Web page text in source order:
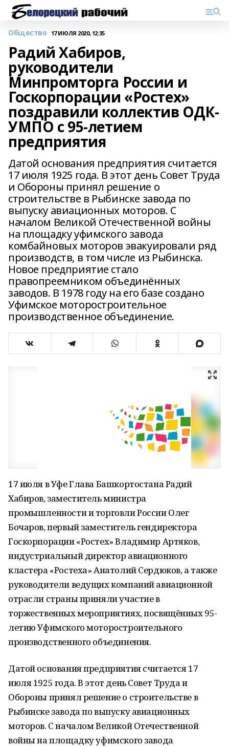
Общество 17 ИЮЛЯ 2020, 12:35
Радий Хабиров,
руководители
Минпромторга России и
Госкорпорации «Ростех»
поздравили коллектив ОДК-
УМПО с 95-летием
предприятия
Датой основания предприятия считается
17 июля 1925 года. В этот день Совет Труда
и Обороны принял решение о
строительстве в Рыбинске завода по
выпуску авиационных моторов. С
началом Великой Отечественной войны
на площадку уфимского завода
комбайновых моторов эвакуировали ряд
производств, в том числе из Рыбинска.
Новое предприятие стало
правопреемником объединённых
заводов. В 1978 году на его базе создано
Уфимское моторостроительное
производственное объединение.
17 июля в Уфе Глава Башкортостана Радий
Хабиров, заместитель министра
промышленности и торговли России Олег
Бочаров, первый заместитель гендиректора
Госкорпорации «Ростех» Владимир Артяков,
индустриальный директор авиационного
кластера «Ростеха» Анатолий Сердюков, а также
руководители ведущих компаний авиационной
отрасли страны приняли участие в
торжественных мероприятиях, посвящённых 95-
летию Уфимского моторостроительного
производственного объединения.
Датой основания предприятия считается 17
июля 1925 года. В этот день Совет Труда и
Обороны принял решение о строительстве в
Рыбинске завода по выпуску авиационных
моторов. С началом Великой Отечественной
войны на площадку уфимского завода